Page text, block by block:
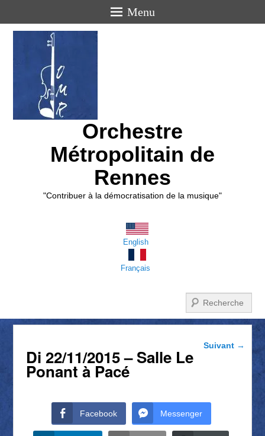
Menu
Orchestre
Métropolitain de
Rennes
"Contribuer à la démocratisation de la musique"
English
Français
Navigation
Suivant →
Di 22/11/2015 – Salle Le
Ponant à Pacé
Facebook Messenger